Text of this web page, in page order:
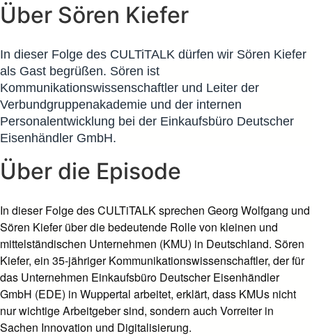
Über Sören Kiefer
In dieser Folge des CULTiTALK dürfen wir Sören Kiefer
als Gast begrüßen. Sören ist
Kommunikationswissenschaftler und Leiter der
Verbundgruppenakademie und der internen
Personalentwicklung bei der Einkaufsbüro Deutscher
Eisenhändler GmbH.
Über die Episode
In dieser Folge des CULTiTALK sprechen Georg Wolfgang und
Sören Kiefer über die bedeutende Rolle von kleinen und
mittelständischen Unternehmen (KMU) in Deutschland. Sören
Kiefer, ein 35-jähriger Kommunikationswissenschaftler, der für
das Unternehmen Einkaufsbüro Deutscher Eisenhändler
GmbH (EDE) in Wuppertal arbeitet, erklärt, dass KMUs nicht
nur wichtige Arbeitgeber sind, sondern auch Vorreiter in
Sachen Innovation und Digitalisierung.